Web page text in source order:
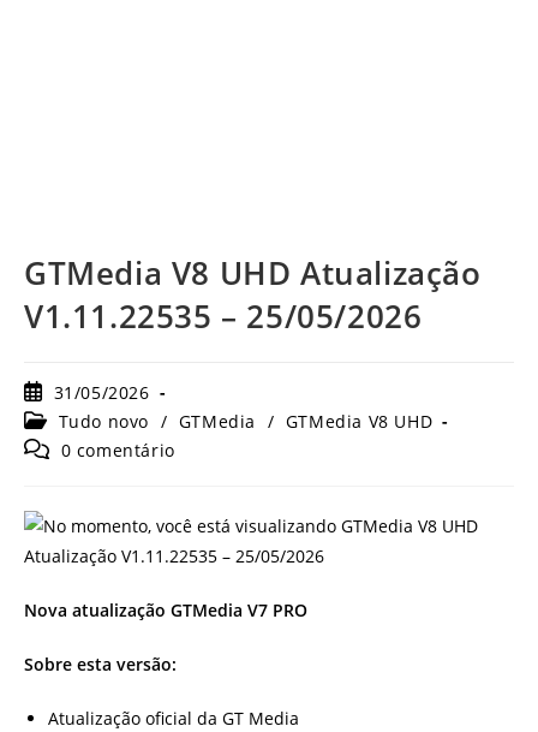
GTMedia V8 UHD Atualização
V1.11.22535 – 25/05/2026
Post
publicado:
31/05/2026
Categoria
do
post:
Tudo novo / GTMedia / GTMedia V8 UHD
Comentários
0 comentário
Nova atualização GTMedia V7 PRO
Sobre esta versão:
Atualização oficial da GT Media